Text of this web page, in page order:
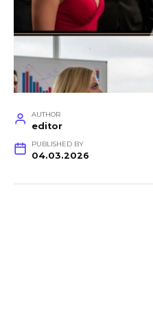
AUTHOR
editor
PUBLISHED BY
04.03.2026